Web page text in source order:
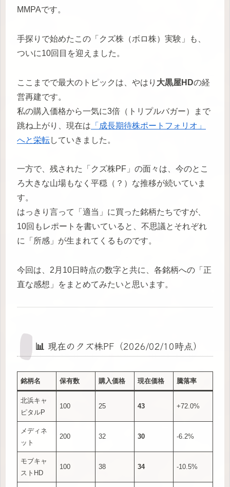
MMPAです。
手探りで始めたこの「クズ株（ボロ株）実験」も、
ついに10回目を迎えました。
ここまでで最大のトピックは、やはり 大黒屋HDの経
営再建です。
私の購入価格から一気に3倍（トリプルバガー）まで
跳ね上がり、現在は 「成長期待株ポートフォリオ」
へと栄転していきました。
一方で、残された「クズ株PF」の面々は、今のとこ
ろ大きな山場もなく平穏（？）な推移が続いていま
す。
はっきり言って「適当」に買った銘柄たちですが、
10回もレポートを書いていると、不思議とそれぞれ
に「所感」が生まれてくるものです。
今回は、2月10日時点の数字と共に、各銘柄への「正
直な感想」をまとめてみたいと思います。
📊 現在のクズ株PF（2026/02/10時点）
銘柄名 保有数 購入価格 現在価格 騰落率
北浜キャ
ピタルP
100 25 43 +72.0%
メディネ
ット
200 32 30 -6.2%
モブキャ
ストHD
100 38 34 -10.5%